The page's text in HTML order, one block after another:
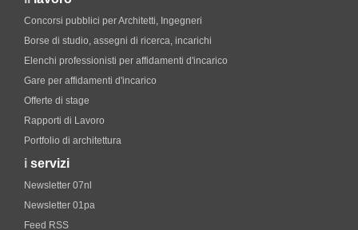
Concorsi pubblici per Architetti, Ingegneri
Borse di studio, assegni di ricerca, incarichi
Elenchi professionisti per affidamenti d'incarico
Gare per affidamenti d'incarico
Offerte di stage
Rapporti di Lavoro
Portfolio di architettura
i servizi
Newsletter 07nl
Newsletter 01pa
Feed RSS